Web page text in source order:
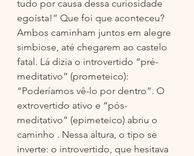
tudo por causa dessa curiosidade
egoísta!” Que foi que aconteceu?
Ambos caminham juntos em alegre
simbiose, até chegarem ao castelo
fatal. Lá dizia o introvertido “pré-
meditativo” (prometeico):
“Poderíamos vê-lo por dentro”. O
extrovertido ativo e “pós-
meditativo” (epimeteico) abriu o
caminho . Nessa altura, o tipo se
inverte: o introvertido, que hesitava